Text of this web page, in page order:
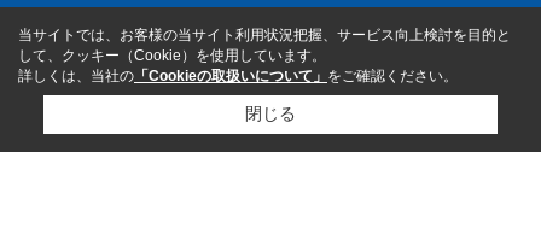
当サイトでは、お客様の当サイト利用状況把握、サービス向上検討を目的と
して、クッキー（Cookie）を使用しています。
詳しくは、当社の 「Cookieの取扱いについて」 をご確認ください。
閉じる